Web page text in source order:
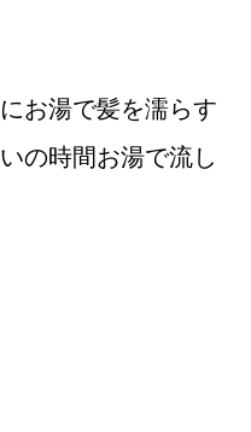
お湯で髪を濡らす
の時間お湯で流し